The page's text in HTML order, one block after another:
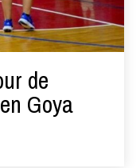
de
Goya